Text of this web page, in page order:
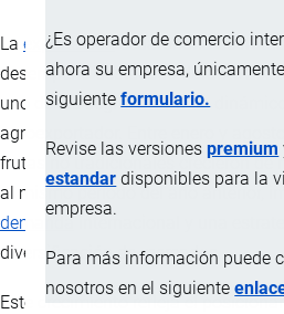
¿Es operador de comercio
ahora su empresa,
siguienteformulario.
Revise las versionespremium
estandar disponibles para la
empresa.
Para más información puede
nosotros en el siguiente
La exportaciónecuatoriana de
desempeño destacado durante
uno de los segmentos más
agroexportador. Entre enero y
frutas no tradicionales crecieron de
al mismo período del año anterior,
demanda
diversificación de mercados.
Este crecimiento refleja el